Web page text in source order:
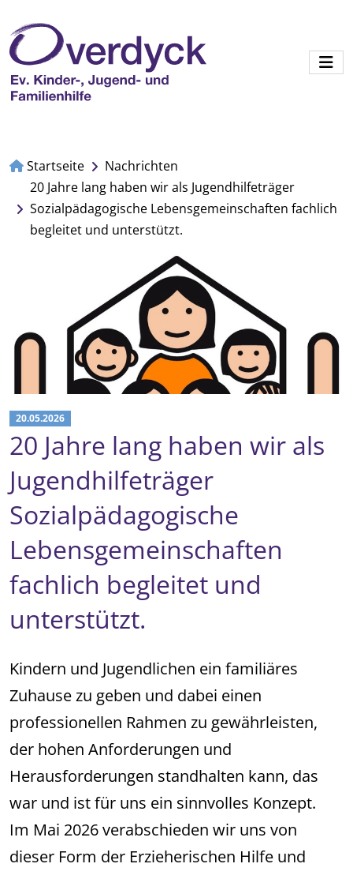
Startseite
Nachrichten
20 Jahre lang haben wir als Jugendhilfeträger
Sozialpädagogische Lebensgemeinschaften fachlich
begleitet und unterstützt.
20.05.2026
20 Jahre lang haben wir als
Jugendhilfeträger
Sozialpädagogische
Lebensgemeinschaften
fachlich begleitet und
unterstützt.
Kindern und Jugendlichen ein familiäres
Zuhause zu geben und dabei einen
professionellen Rahmen zu gewährleisten,
der hohen Anforderungen und
Herausforderungen standhalten kann, das
war und ist für uns ein sinnvolles Konzept.
Im Mai 2026 verabschieden wir uns von
dieser Form der Erzieherischen Hilfe und